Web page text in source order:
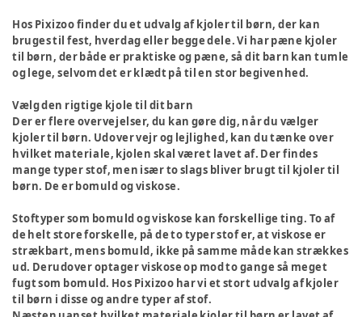
Hos Pixizoo finder du et udvalg af kjoler til børn, der kan
bruges til fest, hverdag eller begge dele. Vi har pæne kjoler
til børn, der både er praktiske og pæne, så dit barn kan tumle
og lege, selvom det er klædt på til en stor begivenhed.
Vælg den rigtige kjole til dit barn
Der er flere overvejelser, du kan gøre dig, når du vælger
kjoler til børn. Udover vejr og lejlighed, kan du tænke over
hvilket materiale, kjolen skal været lavet af. Der findes
mange typer stof, men især to slags bliver brugt til kjoler til
børn. De er bomuld og viskose.
Stoftyper som bomuld og viskose kan forskellige ting. To af
de helt store forskelle, på de to typer stof er, at viskose er
strækbart, mens bomuld, ikke på samme måde kan strækkes
ud. Derudover optager viskose op mod to gange så meget
fugt som bomuld. Hos Pixizoo har vi et stort udvalg af kjoler
til børn i disse og andre typer af stof.